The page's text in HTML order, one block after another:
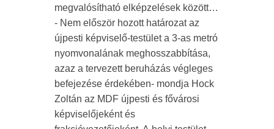
megvalósítható elképzelések között…
- Nem először hozott határozat az
újpesti képviselő-testület a 3-as metró
nyomvonalának meghosszabbítása,
azaz a tervezett beruházás végleges
befejezése érdekében- mondja Hock
Zoltán az MDF újpesti és fővárosi
képviselőjeként és